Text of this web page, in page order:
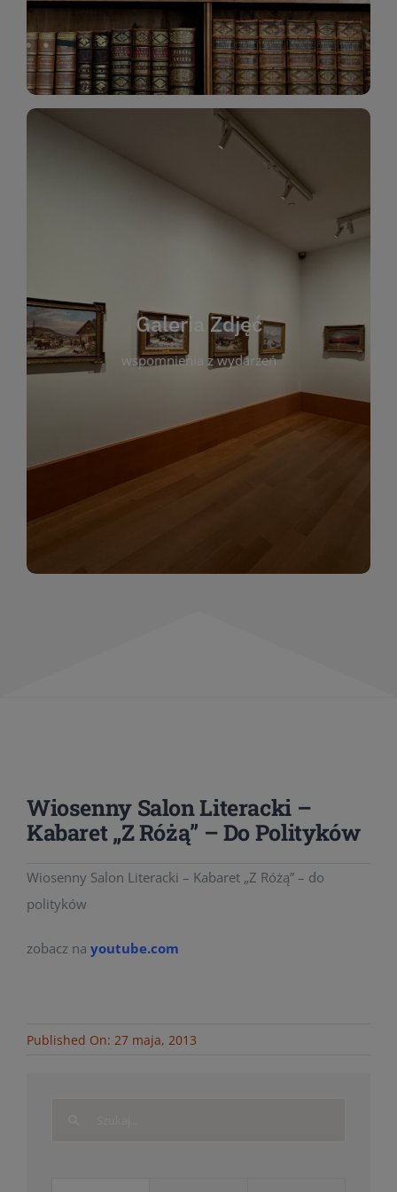
Katalog Zbiorów
Galeria Zdjęć
wspomnienia z wydarzeń
Galeria Zdjęć
wspomnienia z wydarzeń, spotkań i projektów
którym można zobaczyć, jak żyje nasza biblioteka
i jej społeczność. Zdjęcia dokumentują zarówno
uroczyste chwile, jak i codzienne aktywności
czytelników. Regularnie dodajemy nowe galerie,
by każdy mógł powrócić do wyjątkowych
momentów. Zapraszamy do obejrzenia,
wspominania i inspirowania się!
Wiosenny Salon Literacki –
Kabaret „Z Różą” – Do Polityków
Wiosenny Salon Literacki – Kabaret „Z Różą” – do
polityków
zobacz na youtube.com
Published On: 27 maja, 2013